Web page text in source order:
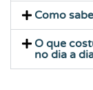
Como
O que
no dia a